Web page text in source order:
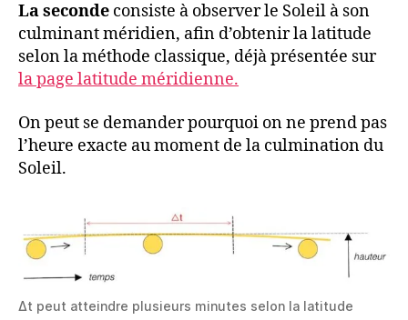
La seconde consiste à observer le Soleil à son
culminant méridien, afin d’obtenir la latitude
selon la méthode classique, déjà présentée sur
la page latitude méridienne.
On peut se demander pourquoi on ne prend pas
l’heure exacte au moment de la culmination du
Soleil.
Δt peut atteindre plusieurs minutes selon la latitude